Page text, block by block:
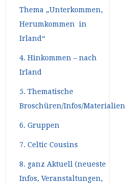
Thema „Unterkommen,
Herumkommen in
Irland“
4. Hinkommen – nach
Irland
5. Thematische
Broschüren/Infos/Materialien
6. Gruppen
7. Celtic Cousins
8. ganz Aktuell (neueste
Infos, Veranstaltungen,